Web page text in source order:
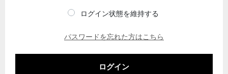
ログイン状態を維持する
パスワードを忘れた方はこちら
ログイン